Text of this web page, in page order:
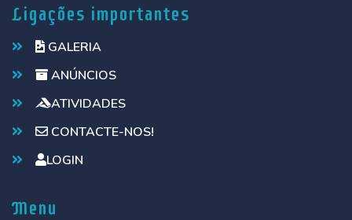
Ligações importantes
GALERIA
ANÚNCIOS
ATIVIDADES
CONTACTE-NOS!
LOGIN
Menu